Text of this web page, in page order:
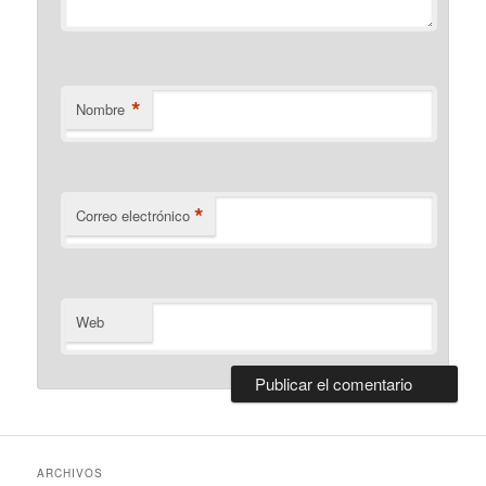
Nombre *
Correo electrónico *
Web
ARCHIVOS